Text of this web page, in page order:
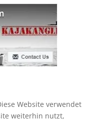
Website verwendet
weiterhin nutzt,